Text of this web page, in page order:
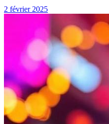
2 février 2025